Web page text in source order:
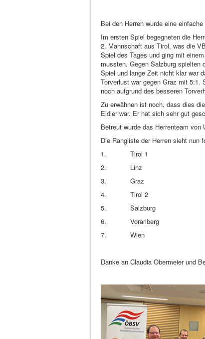
Bei den Herren wurde eine
Im ersten Spiel begegneten die
2. Mannschaft aus Tirol, was die
Spiel des Tages und ging mit
mussten. Gegen Salzburg spielten
Spiel und lange Zeit nicht klar war
Torverlust war gegen Graz mit 5:1.
noch aufgrund des besseren
Zu erwähnen ist noch, dass dies
Eidler war. Er hat sich sehr gut
Betreut wurde das Herrenteam
Die Rangliste der Herren sieht nun
1.
Tirol 1
2.
Linz
3.
Graz
4.
Tirol 2
5.
Salzburg
6.
Vorarlberg
7.
Wien
Danke an Claudia Obermeier und